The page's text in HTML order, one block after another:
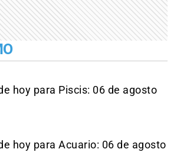
hoy para Piscis: 06 de agosto
hoy para Acuario: 06 de agosto